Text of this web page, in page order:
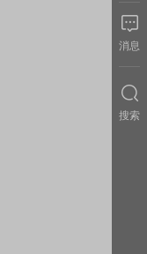
消息
搜索